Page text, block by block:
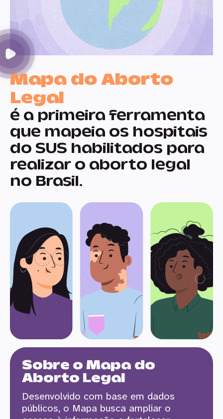
Mapa do Aborto
Legal
é a primeira ferramenta
que mapeia os hospitais
do SUS habilitados para
realizar o aborto legal
no Brasil.
Sobre o Mapa do
Aborto Legal
Desenvolvido com base em dados
públicos, o Mapa busca ampliar o